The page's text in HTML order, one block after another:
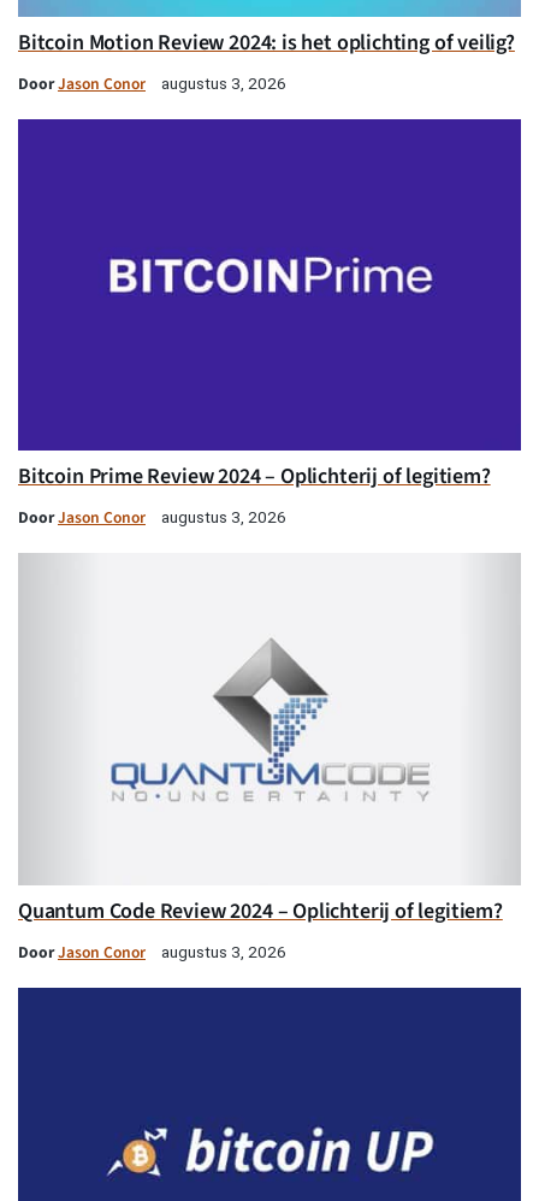
Bitcoin Motion Review 2024: is het oplichting of veilig?
DoorJason Conor augustus 3, 2026
Bitcoin Prime Review 2024 – Oplichterij of legitiem?
DoorJason Conor augustus 3, 2026
Quantum Code Review 2024 – Oplichterij of legitiem?
DoorJason Conor augustus 3, 2026